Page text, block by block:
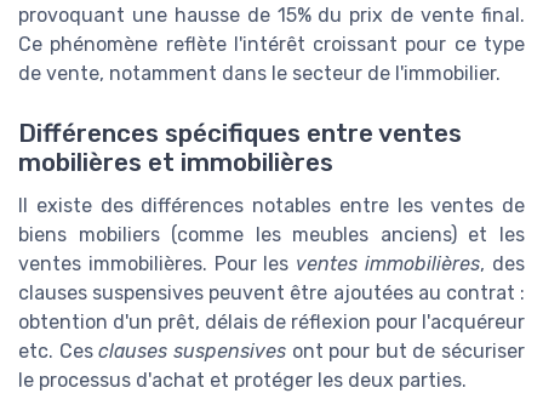
provoquant une hausse de 15% du prix de vente final.
Ce phénomène reflète l'intérêt croissant pour ce type
de vente, notamment dans le secteur de l'immobilier.
Différences spécifiques entre ventes
mobilières et immobilières
Il existe des différences notables entre les ventes de
biens mobiliers (comme les meubles anciens) et les
ventes immobilières. Pour les ventes immobilières, des
clauses suspensives peuvent être ajoutées au contrat :
obtention d'un prêt, délais de réflexion pour l'acquéreur
etc. Cesclauses suspensivesont pour but de sécuriser
le processus d'achat et protéger les deux parties.